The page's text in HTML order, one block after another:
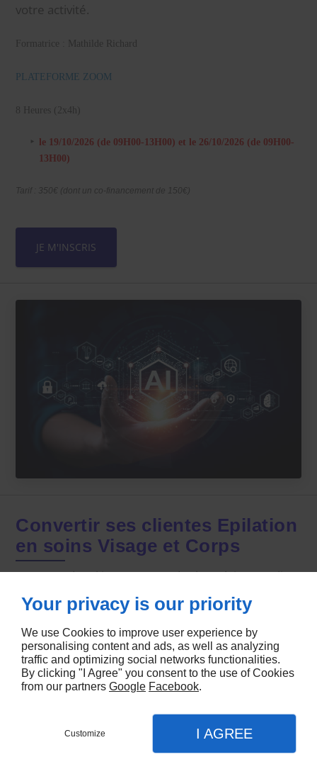
votre activité.
Formatrice : Mathilde Richard
PLATEFORME ZOOM
8 Heures (2x4h)
le 19/10/2026 (de 09H00-13H00) et le 26/10/2026 (de 09H00-
13H00)
Tarif : 350€ (dont un co-financement de 150€)
JE M'INSCRIS
Convertir ses clientes Epilation
en soins Visage et Corps
Comprendre l'importance de l'expérience client
dans votre activité esthétique. Votre agenda est
rempli par beaucoup de rendez-vous épilations ?
Vous aimeriez convertir et fidéliser ces clientes en
soins Visage et Corps ?
Découvrez des techniques simples et efficaces pour
transformer vos clientes « épilation" en adeptes des
Formatrice : Pauline Caraes
CONTACTEZ-NOUS
Your privacy is our priority
We use Cookies to improve user experience by
personalising content and ads, as well as analyzing
traffic and optimizing social networks functionalities.
By clicking "I Agree" you consent to the use of Cookies
from our partners Google Facebook.
Customize I AGREE